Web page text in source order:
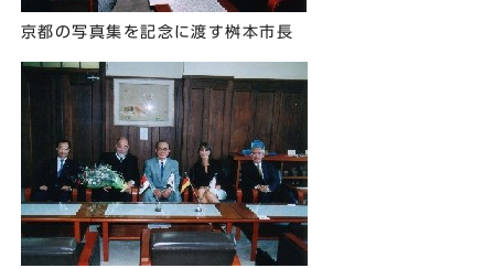
京都の写真集を記念に渡す桝本市長